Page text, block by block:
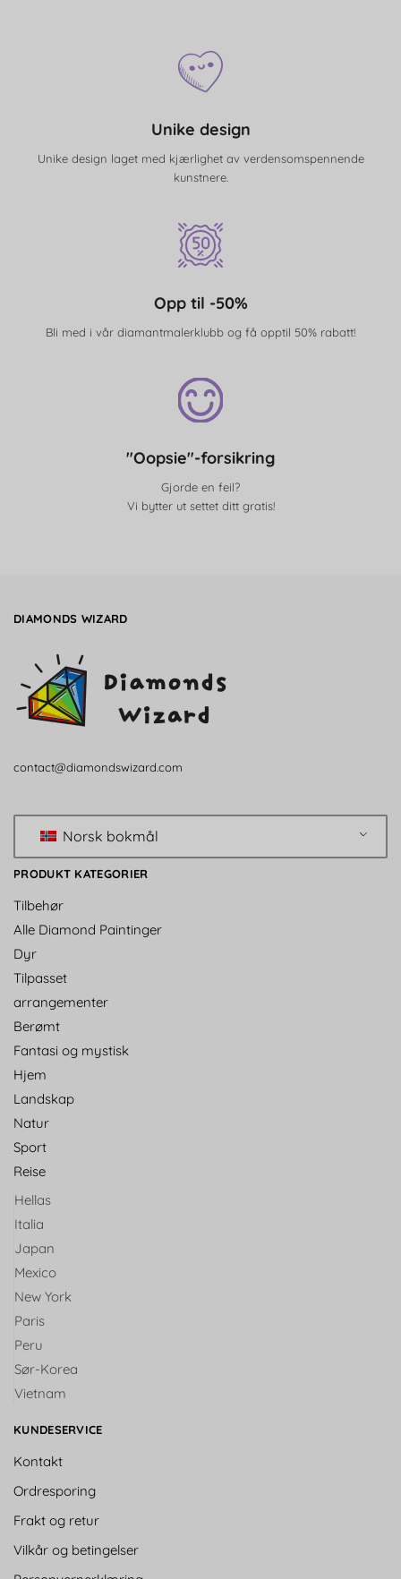
Unike design
Unike design laget med kjærlighet av verdensomspennende
kunstnere.
Opp til -50%
Bli med i vår diamantmalerklubb og få opptil 50% rabatt!
"Oopsie"-forsikring
Gjorde en feil?
Vi bytter ut settet ditt gratis!
DIAMONDS WIZARD
contact@diamondswizard.com
Norsk bokmål
PRODUKT KATEGORIER
Tilbehør
Alle Diamond Paintinger
Dyr
Tilpasset
arrangementer
Berømt
Fantasi og mystisk
Hjem
Landskap
Natur
Sport
Reise
Hellas
Italia
Japan
Mexico
New York
Paris
Peru
Sør-Korea
Vietnam
KUNDESERVICE
Kontakt
Ordresporing
Frakt og retur
Vilkår og betingelser